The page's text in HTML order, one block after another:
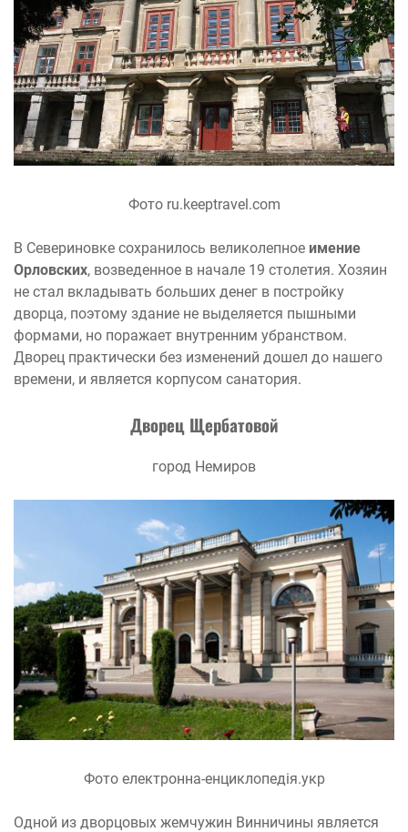
Фото ru.keeptravel.com
В Севериновке сохранилось великолепное имение
Орловских, возведенное в начале 19 столетия. Хозяин
не стал вкладывать больших денег в постройку
дворца, поэтому здание не выделяется пышными
формами, но поражает внутренним убранством.
Дворец практически без изменений дошел до нашего
времени, и является корпусом санатория.
Дворец Щербатовой
город Немиров
Фото електронна-енциклопедія.укр
Одной из дворцовых жемчужин Винничины является